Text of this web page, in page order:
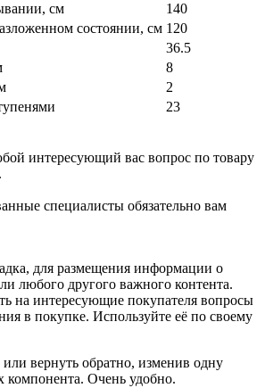
см
140
состоянии, см 120
36.5
8
2
23
интересующий вас вопрос по товару
специалисты обязательно вам
для размещения информации о
любого другого важного контента.
на интересующие покупателя вопросы
в покупке. Используйте её по своему
вернуть обратно, изменив одну
компонента. Очень удобно.